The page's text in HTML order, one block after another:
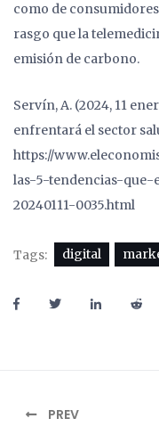
como de
rasgo que la
emisión de carbono.
Servín, A. (2024, 11
enfrentará el sector
https://
las-5-tendencias-
20240111-0035.html
Tags: digital
PREV